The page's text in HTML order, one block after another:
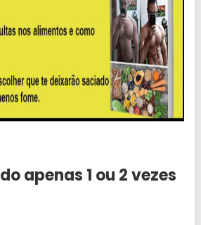
apenas 1 ou 2 vezes